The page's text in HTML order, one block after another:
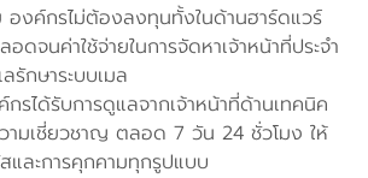
องค์กรไม่ต้องลงทุนทั้งในด้านฮาร์ดแวร์
ดจนค่าใช้จ่ายในการจัดหาเจ้าหน้าที่ประจำ
รักษาระบบเมล
รได้รับการดูแลจากเจ้าหน้าที่ด้านเทคนิค
ามเชี่ยวชาญ ตลอด 7 วัน 24 ชั่วโมง ให้
และการคุกคามทุกรูปแบบ